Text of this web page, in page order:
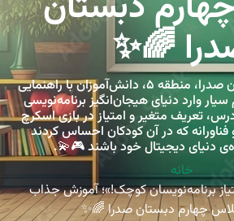
🌈✨
در کلاس چهارم دبستان صدرا، منطقه ۵، دانش‌آموزان با راهنمایی
وارد دنیای هیجان‌انگیز برنامه‌نویسی
تعریف متغیر و امتیاز در بازی اسکرچ
فناورانه که در آن کودکان احساس کردند
دنیای دیجیتال خود باشند 🎮💫.
خانه
برنامه‌نویسان کوچک!»؛ آموزش جذاب
چهارم دبستان صدرا 🌈✨